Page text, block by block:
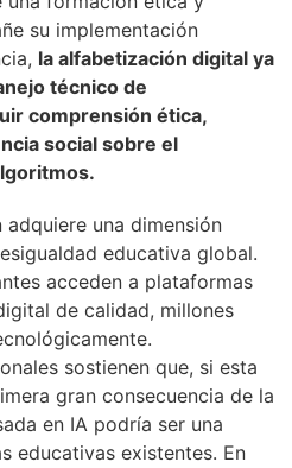
su implementación
la alfabetización digital ya
técnico de
comprensión ética,
social sobre el
una dimensión
educativa global.
acceden a plataformas
de calidad, millones
sostienen que, si esta
gran consecuencia de la
en IA podría ser una
educativas existentes. En